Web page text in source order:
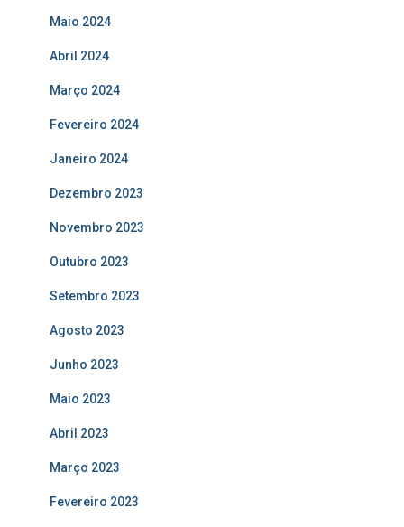
Maio 2024
Abril 2024
Março 2024
Fevereiro 2024
Janeiro 2024
Dezembro 2023
Novembro 2023
Outubro 2023
Setembro 2023
Agosto 2023
Junho 2023
Maio 2023
Abril 2023
Março 2023
Fevereiro 2023